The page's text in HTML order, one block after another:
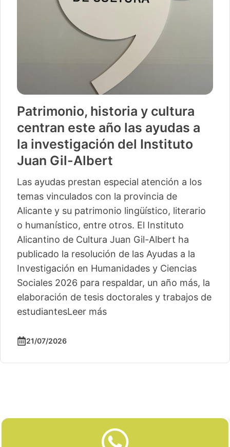
Patrimonio, historia y cultura
centran este año las ayudas a
la investigación del Instituto
Juan Gil-Albert
Las ayudas prestan especial atención a los
temas vinculados con la provincia de
Alicante y su patrimonio lingüístico, literario
o humanístico, entre otros. El Instituto
Alicantino de Cultura Juan Gil-Albert ha
publicado la resolución de las Ayudas a la
Investigación en Humanidades y Ciencias
Sociales 2026 para respaldar, un año más, la
elaboración de tesis doctorales y trabajos de
estudiantesLeer más
21/07/2026